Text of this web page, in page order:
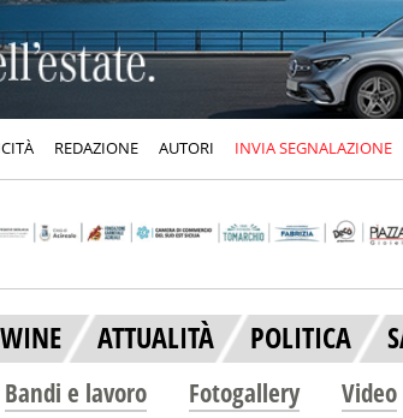
REDAZIONE AUTORI INVIA SEGNALAZIONE
ATTUALITÀ POLITICA
Bandi e lavoro Fotogallery Video